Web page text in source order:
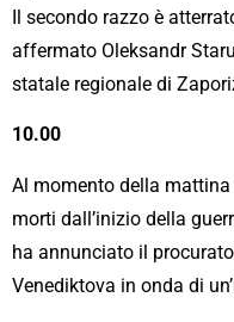
Il secondo razzo è
affermato Oleksandr
statale regionale di
10.00
Al momento della
morti dall’inizio della
ha annunciato il
Venediktova in onda di